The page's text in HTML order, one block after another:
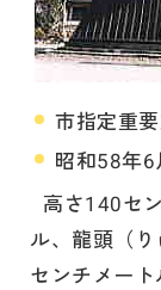
市指定重
昭和58年
高さ140セ
ル、龍頭（
センチメー